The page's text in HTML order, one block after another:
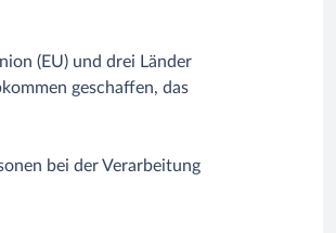
(EU) und drei Länder
geschaffen, das
bei der Verarbeitung